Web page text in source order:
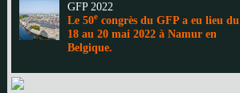
GFP 2022
Le 50e congrès du GFP a eu lieu du
18 au 20 mai 2022 à Namur en
Belgique.